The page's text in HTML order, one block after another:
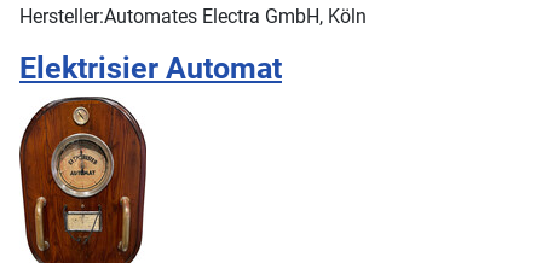
Hersteller:Automates Electra GmbH, Köln
Elektrisier Automat